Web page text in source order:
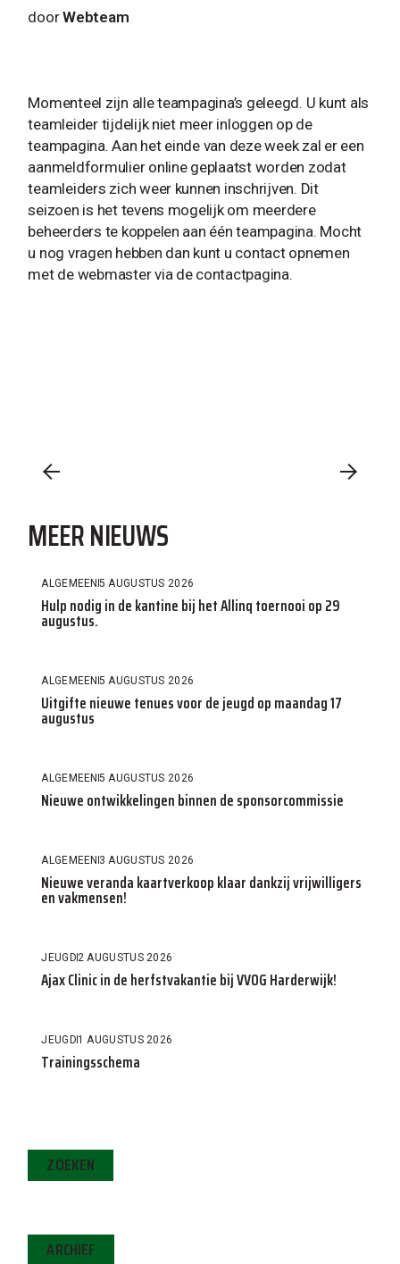
doorWebteam
Momenteel zijn alle teampagina’s geleegd. U kunt als
teamleider tijdelijk niet meer inloggen op de
teampagina. Aan het einde van deze week zal er een
aanmeldformulier online geplaatst worden zodat
teamleiders zich weer kunnen inschrijven. Dit
seizoen is het tevens mogelijk om meerdere
beheerders te koppelen aan één teampagina. Mocht
u nog vragen hebben dan kunt u contact opnemen
met de webmaster via de contactpagina.
MEER NIEUWS
ALGEMEEN5 AUGUSTUS 2026
Hulp nodig in de kantine bij het Allinq toernooi op 29
augustus.
ALGEMEEN5 AUGUSTUS 2026
Uitgifte nieuwe tenues voor de jeugd op maandag 17
augustus
ALGEMEEN5 AUGUSTUS 2026
Nieuwe ontwikkelingen binnen de sponsorcommissie
ALGEMEEN3 AUGUSTUS 2026
Nieuwe veranda kaartverkoop klaar dankzij vrijwilligers
en vakmensen!
JEUGD2 AUGUSTUS 2026
Ajax Clinic in de herfstvakantie bij VVOG Harderwijk!
JEUGD1 AUGUSTUS 2026
Trainingsschema
ZOEKEN
ARCHIEF